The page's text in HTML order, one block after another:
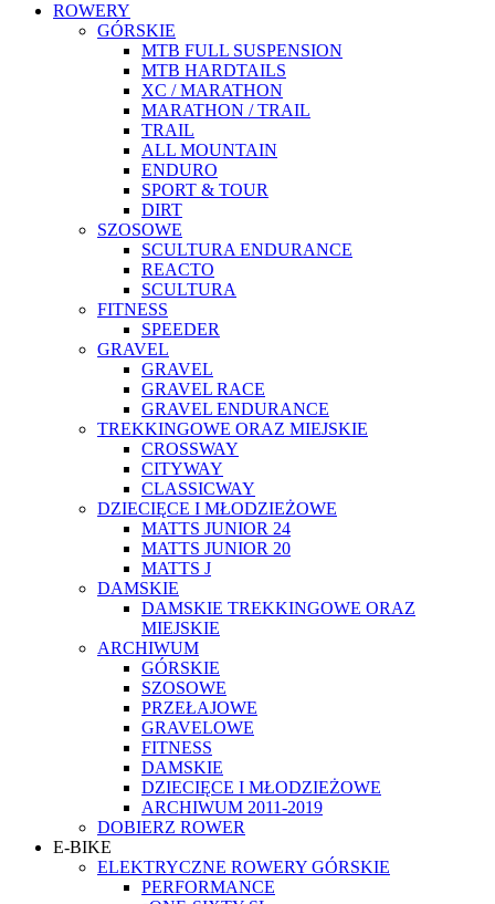
ROWERY
GÓRSKIE
MTB FULL SUSPENSION
MTB HARDTAILS
XC / MARATHON
MARATHON / TRAIL
TRAIL
ALL MOUNTAIN
ENDURO
SPORT & TOUR
DIRT
SZOSOWE
SCULTURA ENDURANCE
REACTO
SCULTURA
FITNESS
SPEEDER
GRAVEL
GRAVEL
GRAVEL RACE
GRAVEL ENDURANCE
TREKKINGOWE ORAZ MIEJSKIE
CROSSWAY
CITYWAY
CLASSICWAY
DZIECIĘCE I MŁODZIEŻOWE
MATTS JUNIOR 24
MATTS JUNIOR 20
MATTS J
DAMSKIE
DAMSKIE TREKKINGOWE ORAZ
MIEJSKIE
ARCHIWUM
GÓRSKIE
SZOSOWE
PRZEŁAJOWE
GRAVELOWE
FITNESS
DAMSKIE
DZIECIĘCE I MŁODZIEŻOWE
ARCHIWUM 2011-2019
DOBIERZ ROWER
E-BIKE
ELEKTRYCZNE ROWERY GÓRSKIE
PERFORMANCE